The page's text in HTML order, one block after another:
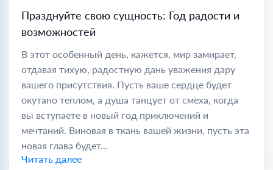
Празднуйте свою сущность: Год радости и
возможностей
В этот особенный день, кажется, мир замирает,
отдавая тихую, радостную дань уважения дару
вашего присутствия. Пусть ваше сердце будет
окутано теплом, а душа танцует от смеха, когда
вы вступаете в новый год приключений и
мечтаний. Виновая в ткань вашей жизни, пусть эта
новая глава будет...
Читать далее